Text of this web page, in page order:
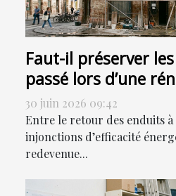
Faut-il préserver
passé lors d’une
façade ?
30 juin 2026 09:42
Entre le retour des enduits à
injonctions d’efficacité
redevenue...